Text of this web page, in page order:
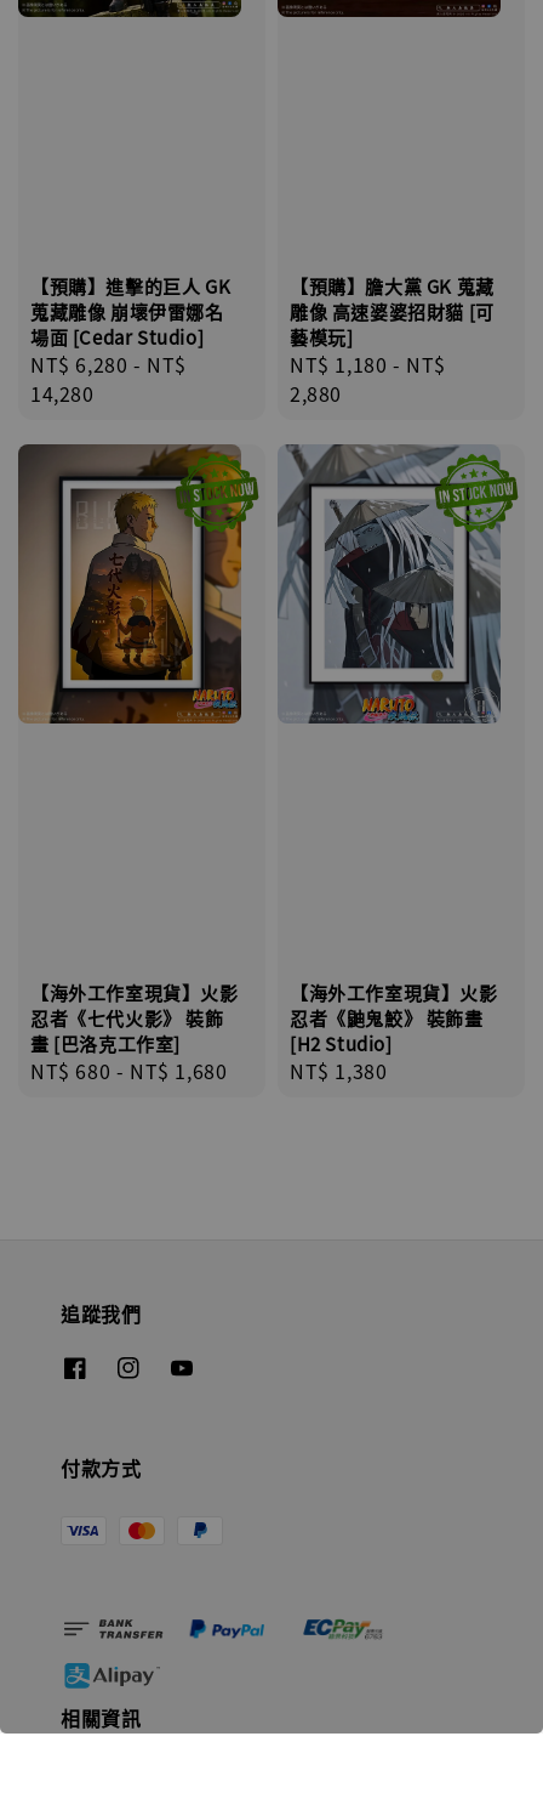
【預購】進擊的巨人 GK
蒐藏雕像 崩壞伊雷娜名
場面 [Cedar Studio]
Regular
price
NT$ 6,280 - NT$
14,280
【預購】膽大黨 GK 蒐藏
雕像 高速婆婆招財貓 [可
藝模玩]
Regular
price
NT$ 1,180 - NT$
2,880
【海外工作室現貨】火影
忍者《七代火影》 裝飾
畫 [巴洛克工作室]
Regular
NT$ 680 - NT$ 1,680
【海外工作室現貨】火影
忍者《鼬鬼鮫》 裝飾畫
[H2 Studio]
Regular
NT$ 1,380
追蹤我們
付款方式
相關資訊